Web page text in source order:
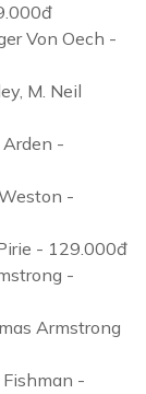
Von Oech -
M. Neil
Arden -
-
- 129.000đ
-
Armstrong
-